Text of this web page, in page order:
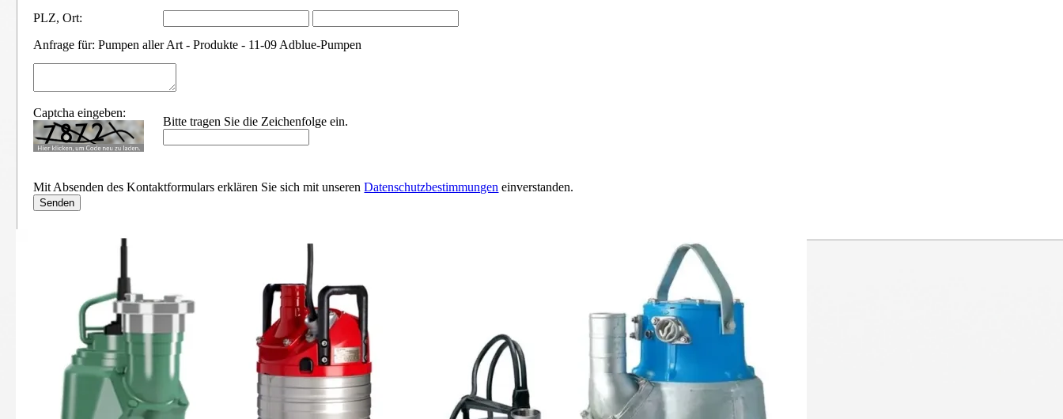
PLZ,Ort:
Anfrage für: Pumpen aller Art - Produkte - 11-09 Adblue-Pumpen
Captcha eingeben:
Bitte tragen Sie die Zeichenfolge ein.
Mit Absenden des Kontaktformulars erklären Sie sich mit unserenDatenschutzbestimmungen einverstanden.
Weitere Produkte aus dieser Rubrik
11-01 Schmutzwasser-Tauchpumpen